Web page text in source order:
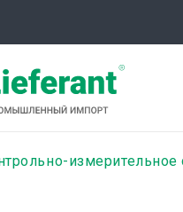
измерительное